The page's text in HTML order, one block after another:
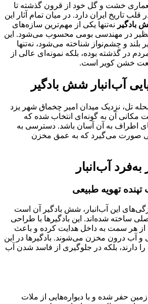
معماری خشت و گل خود از قرون گذشته تا
قلب تاریخ ایران دارد. در میان تمام آثار این
بادگیر نه‌تنها یکی از مهم‌ترین سازه‌های
در مهندسی بومی محسوب می‌شود. این
بلند و چشم‌نواز شناخته می‌شود، نه‌تنها
در گذشته بوده، بلکه نمونه‌ای عالی از
خشن کویر است.
آب‌انبار شش بادگیر
محله تل، نزدیک میدان امیر چخماق شهر یزد
مکانی آن به گونه‌ای انتخاب شده که
اطراف به آن آسان باشد. دسترسی به
صورت می‌گیرد که به عمق مخزن
آب‌انبار
این آب‌انبار، شش بادگیر آن است
ساخته شده‌اند. این بادگیرها با طراحی
از هر سمت به داخل هدایت کرده و باعث
آب درون مخزن می‌شوند. بادگیرها در این
را دارند، بلکه در جلوگیری از فاسد شدن آب
حفر شده و با دیواره‌هایی از ملات